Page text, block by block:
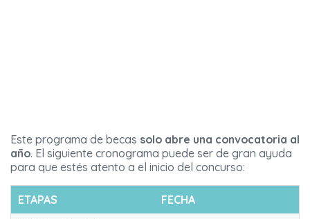
Este programa de becas solo abre una convocatoria al
año. El siguiente cronograma puede ser de gran ayuda
para que estés atento a el inicio del concurso:
ETAPAS FECHA